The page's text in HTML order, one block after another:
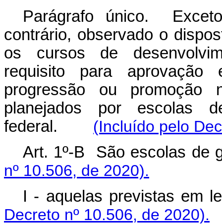
Parágrafo único.
contrário, observado o
os cursos de
requisito para aprovação
progressão ou promoção
planejados por escolas
federal. (Incluído pelo
Art. 1º-B São escolas
nº 10.506, de 2020).
I - aquelas previstas
Decreto nº 10.506, de 2020).